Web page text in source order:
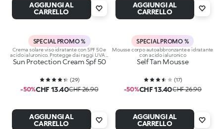
AGGIUNGI AL
CARRELLO
AGGIUNGI AL
CARRELLO
SPECIAL PROMO %
Crema solare viso idratante con SPF 50 e
acido ialuronico. Protegge dai raggi UVA e
UVB
Sun Protection Cream Spf 50
(29)
-50%CHF 13.40CHF 26.90
AGGIUNGI AL
CARRELLO
SPECIAL PROMO %
Mousse corpo autoabbronzante e idratante
con acido ialuronico
Self Tan Mousse
(17)
-50%CHF 13.40CHF 26.90
AGGIUNGI AL
CARRELLO